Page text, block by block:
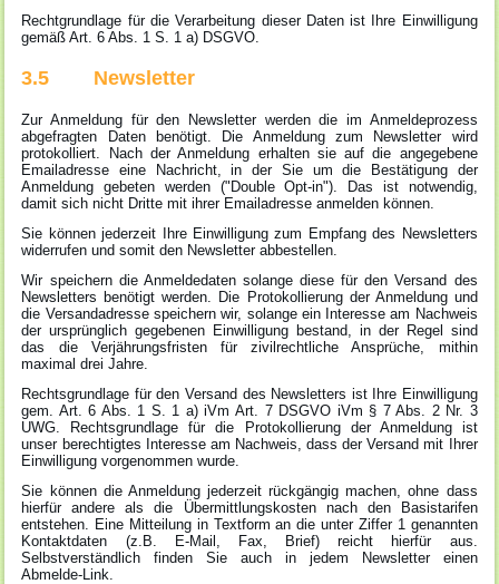
Rechtgrundlage für die Verarbeitung dieser Daten ist Ihre Einwilligung
gemäß Art. 6 Abs. 1 S. 1 a) DSGVO.
3.5 Newsletter
Zur Anmeldung für den Newsletter werden die im Anmeldeprozess
abgefragten Daten benötigt. Die Anmeldung zum Newsletter wird
protokolliert. Nach der Anmeldung erhalten sie auf die angegebene
Emailadresse eine Nachricht, in der Sie um die Bestätigung der
Anmeldung gebeten werden ("Double Opt-in"). Das ist notwendig,
damit sich nicht Dritte mit ihrer Emailadresse anmelden können.
Sie können jederzeit Ihre Einwilligung zum Empfang des Newsletters
widerrufen und somit den Newsletter abbestellen.
Wir speichern die Anmeldedaten solange diese für den Versand des
Newsletters benötigt werden. Die Protokollierung der Anmeldung und
die Versandadresse speichern wir, solange ein Interesse am Nachweis
der ursprünglich gegebenen Einwilligung bestand, in der Regel sind
das die Verjährungsfristen für zivilrechtliche Ansprüche, mithin
maximal drei Jahre.
Rechtsgrundlage für den Versand des Newsletters ist Ihre Einwilligung
gem. Art. 6 Abs. 1 S. 1 a) iVm Art. 7 DSGVO iVm § 7 Abs. 2 Nr. 3
UWG. Rechtsgrundlage für die Protokollierung der Anmeldung ist
unser berechtigtes Interesse am Nachweis, dass der Versand mit Ihrer
Einwilligung vorgenommen wurde.
Sie können die Anmeldung jederzeit rückgängig machen, ohne dass
hierfür andere als die Übermittlungskosten nach den Basistarifen
entstehen. Eine Mitteilung in Textform an die unter Ziffer 1 genannten
Kontaktdaten (z.B. E-Mail, Fax, Brief) reicht hierfür aus.
Selbstverständlich finden Sie auch in jedem Newsletter einen
Abmelde-Link.